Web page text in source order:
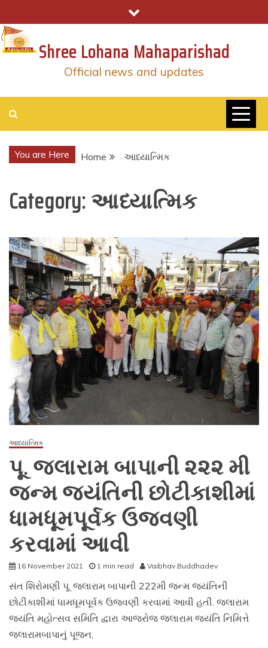
to
content
Shree Lohana Mahaparishad
Official news and updates
You are Here Home આધ્યાત્મિક
Category:આધ્યાત્મિક
આધ્યાત્મિક
પૂ. જલારામ બાપાની ૨૨૨ મી
જન્મ જયંતિની છોટીકાશીમાં
ધામધૂમપૂર્વક ઉજવણી
કરવામાં આવી
16 November 2021 1 min read Vaibhav Buddhadev
સંત શિરોમણી પૂ. જલારામ બાપાની 222મી જન્મ જયંતિની
છોટીકાશીમાં ધામધૂમપૂર્વક ઉજવણી કરવામાં આવી હતી. જલારામ
જયંતિ મહોત્સવ સમિતિ દ્વારા આજરોજ જલારામ જયંતિ નિમિત્તે
જલારામબાપાનું પૂજન,